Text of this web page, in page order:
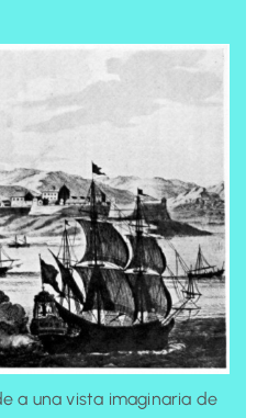
a una vista imaginaria de